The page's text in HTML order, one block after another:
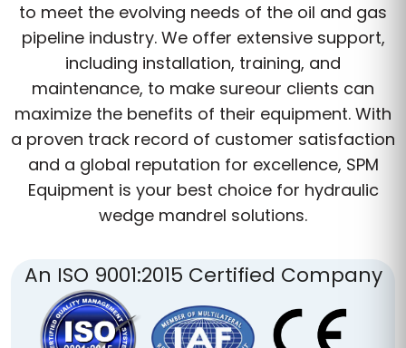
to meet the evolving needs of the oil and gas
pipeline industry. We offer extensive support,
including installation, training, and
maintenance, to make sureour clients can
maximize the benefits of their equipment. With
a proven track record of customer satisfaction
and a global reputation for excellence, SPM
Equipment is your best choice for hydraulic
wedge mandrel solutions.
An ISO 9001:2015 Certified Company